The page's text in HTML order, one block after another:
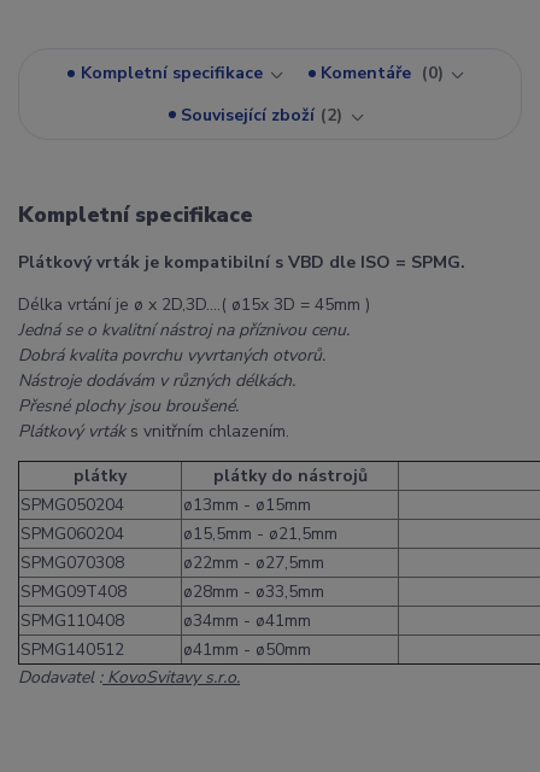
Kompletní specifikace Komentáře
0
Související zboží 2
Kompletní specifikace
Plátkový vrták je kompatibilní s VBD dle ISO = SPMG.
Délka vrtání je ø x 2D,3D....( ø15x 3D = 45mm )
Jedná se o kvalitní nástroj na příznivou cenu.
Dobrá kvalita povrchu vyvrtaných otvorů.
Nástroje dodávám v různých délkách.
Přesné plochy jsou broušené.
Plátkový vrtáks vnitřním chlazením.
plátky
plátky do nástrojů
SPMG050204
ø13mm - ø15mm
SPMG060204
ø15,5mm - ø21,5mm
SPMG070308
ø22mm - ø27,5mm
SPMG09T408
ø28mm - ø33,5mm
SPMG110408
ø34mm - ø41mm
SPMG140512
ø41mm - ø50mm
Dodavatel :KovoSvitavy s.r.o.